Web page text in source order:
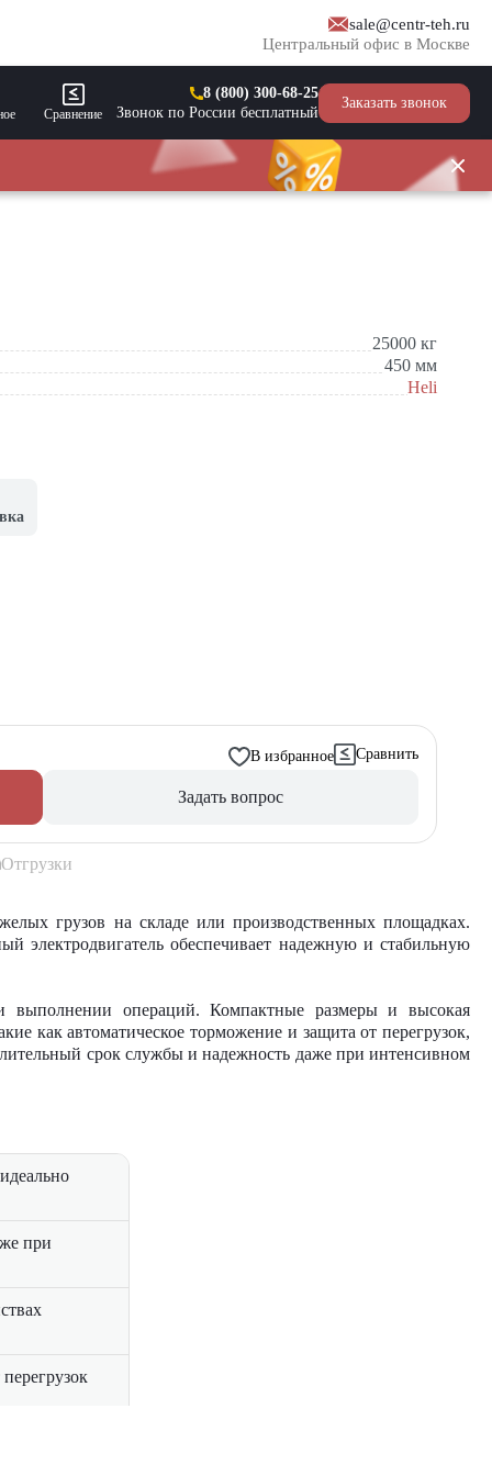
sale@centr-teh.ru
Центральный офис в Москве
Сравнение
8 (800) 300-68-25
Звонок по России бесплатный
Заказать звонок
25000 кг
450 мм
Heli
В избранное Сравнить
Задать вопрос
Отгрузки
грузов на складе или производственных площадках.
электродвигатель обеспечивает надежную и стабильную
выполнении операций. Компактные размеры и высокая
как автоматическое торможение и защита от перегрузок,
срок службы и надежность даже при интенсивном
при